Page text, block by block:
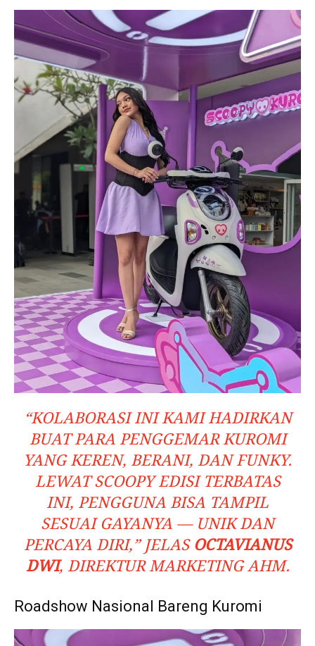
“KOLABORASI INI KAMI HADIRKAN
BUAT PARA PENGGEMAR KUROMI
YANG KEREN, BERANI, DAN FUNKY.
LEWAT SCOOPY EDISI TERBATAS
INI, PENGGUNA BISA TAMPIL
SESUAI GAYANYA — UNIK DAN
PERCAYA DIRI,” JELAS OCTAVIANUS
DWI, DIREKTUR MARKETING AHM.
Roadshow Nasional Bareng Kuromi